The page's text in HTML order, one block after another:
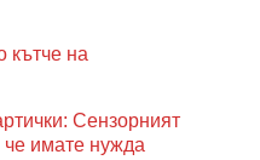
кътче на
Сензорният
че имате нужда